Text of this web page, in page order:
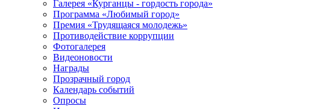
Галерея «Курганцы - гордость города»
Программа «Любимый город»
Премия «Трудящаяся молодежь»
Противодействие коррупции
Фотогалерея
Видеоновости
Награды
Прозрачный город
Календарь событий
Опросы